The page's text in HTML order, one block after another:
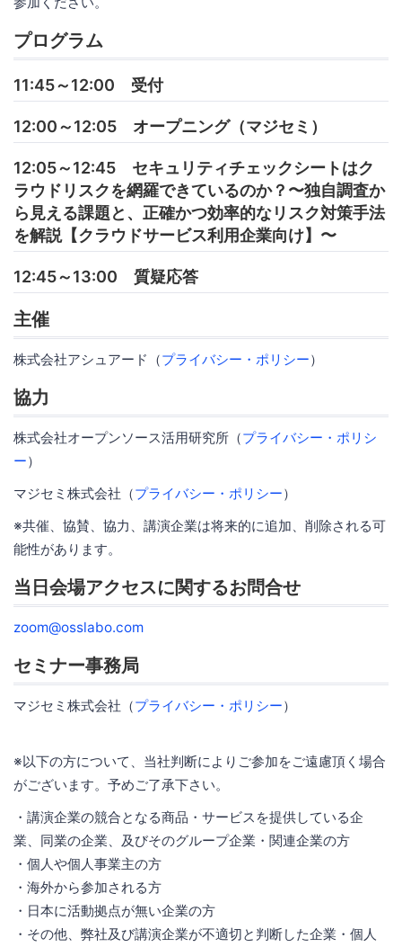
プログラム
11:45～12:00 受付
12:00～12:05 オープニング（マジセミ）
12:05～12:45 セキュリティチェックシートはク
ラウドリスクを網羅できているのか？〜独自調査か
ら見える課題と、正確かつ効率的なリスク対策手法
を解説【クラウドサービス利用企業向け】〜
12:45～13:00 質疑応答
主催
株式会社アシュアード（プライバシー・ポリシー）
協力
株式会社オープンソース活用研究所（プライバシー・ポリシ
ー）
マジセミ株式会社（プライバシー・ポリシー）
※共催、協賛、協力、講演企業は将来的に追加、削除される可
能性があります。
当日会場アクセスに関するお問合せ
zoom@osslabo.com
セミナー事務局
マジセミ株式会社（プライバシー・ポリシー）
※以下の方について、当社判断によりご参加をご遠慮頂く場合
がございます。予めご了承下さい。
・講演企業の競合となる商品・サービスを提供している企
業、同業の企業、及びそのグループ企業・関連企業の方
・個人や個人事業主の方
・海外から参加される方
・日本に活動拠点が無い企業の方
・その他、弊社及び講演企業が不適切と判断した企業・個人